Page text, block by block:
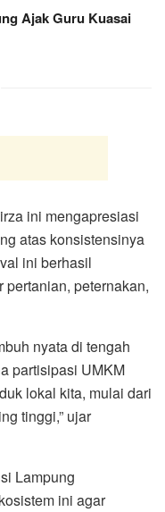
Ajak Guru Kuasai
ini mengapresiasi
atas konsistensinya
ini berhasil
peternakan,
nyata di tengah
partisipasi UMKM
lokal kita, mulai dari
tinggi,” ujar
Lampung
ini agar